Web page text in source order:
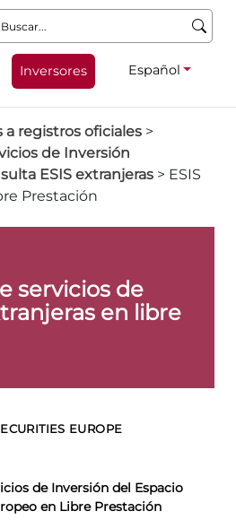
Inversores Español
a registros oficiales >
de Inversión
ESIS extranjeras > ESIS
Prestación
servicios de
en libre
EUROPE
de Inversión del Espacio
en Libre Prestación